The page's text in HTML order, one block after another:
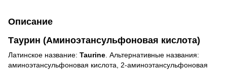
Описание
Таурин (Аминоэтансульфоновая кислота)
Латинское название: Taurine . Альтернативные названия:
аминоэтансульфоновая кислота, 2-аминоэтансульфоновая